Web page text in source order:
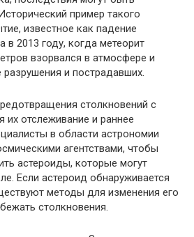
пример такого
известное как падение
в 2013 году, когда метеорит
взорвался в атмосфере и
и пострадавших.
столкновений с
их отслеживание и раннее
в области астрономии
агентствами, чтобы
астероиды, которые могут
Если астероид обнаруживается
методы для изменения его
столкновения.